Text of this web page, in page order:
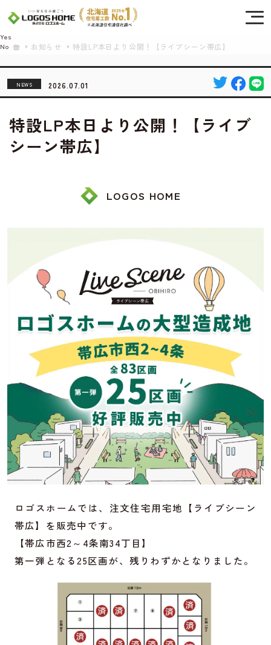
お知らせ 特設LP本日より公開！【ライブシーン帯広】
NEWS 2026.07.01
特設LP本日より公開！【ライブ
シーン帯広】
LOGOS HOME
ロゴスホームでは、注文住宅用宅地【ライブシーン
帯広】を販売中です。
【帯広市西2～4条南34丁目】
第一弾となる25区画が、残りわずかとなりました。
Cookie を使用して、お客様の活動を追跡してもよろしいですか? 当社ではお客様の
プライバシーを極めて重視しています。詳細について、およびご質問がある場合
は、当社のプライバシーポリシーをご覧ください。
Yes
No